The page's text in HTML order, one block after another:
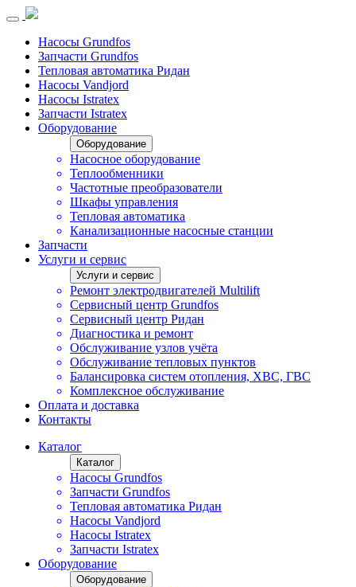
Насосы Grundfos
Запчасти Grundfos
Тепловая автоматика Ридан
Насосы Vandjord
Насосы Istratex
Запчасти Istratex
Оборудование
Оборудование
Насосное оборудование
Теплообменники
Частотные преобразователи
Шкафы управления
Тепловая автоматика
Канализационные насосные станции
Запчасти
Услуги и сервис
Услуги и сервис
Ремонт электродвигателей Multilift
Сервисный центр Grundfos
Сервисный центр Ридан
Диагностика и ремонт
Обслуживание узлов учёта
Обслуживание тепловых пунктов
Балансировка систем отопления, ХВС, ГВС
Комплексное обслуживание
Оплата и доставка
Контакты
Каталог
Каталог
Насосы Grundfos
Запчасти Grundfos
Тепловая автоматика Ридан
Насосы Vandjord
Насосы Istratex
Запчасти Istratex
Оборудование
Оборудование